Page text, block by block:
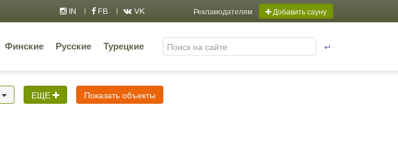
IN FB VK Добавить сауну
Рекламодателям
Финские Русские Турецкие ↵
ЕЩЕ Показать объекты